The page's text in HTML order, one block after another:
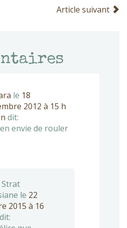
Article suivant
le 18
2012 à 15 h
dit:
envie de rouler
Strat
le 22
2015 à 16
dit: